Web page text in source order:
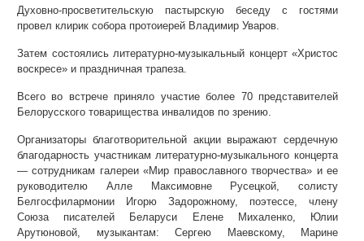
Духовно-просветительскую пастырскую беседу с гостями
провел клирик собора протоиерей Владимир Уваров.
Затем состоялись литературно-музыкальный концерт «Христос
воскресе» и праздничная трапеза.
Всего во встрече приняло участие более 70 представителей
Белорусского товарищества инвалидов по зрению.
Организаторы благотворительной акции выражают сердечную
благодарность участникам литературно-музыкального концерта
— сотрудникам галереи «Мир православного творчества» и ее
руководителю Алле Максимовне Русецкой, солисту
Белгосфилармонии Игорю Задорожному, поэтессе, члену
Союза писателей Беларуси Елене Михаленко, Юлии
Арутюновой, музыкантам: Сергею Маевскому, Марине